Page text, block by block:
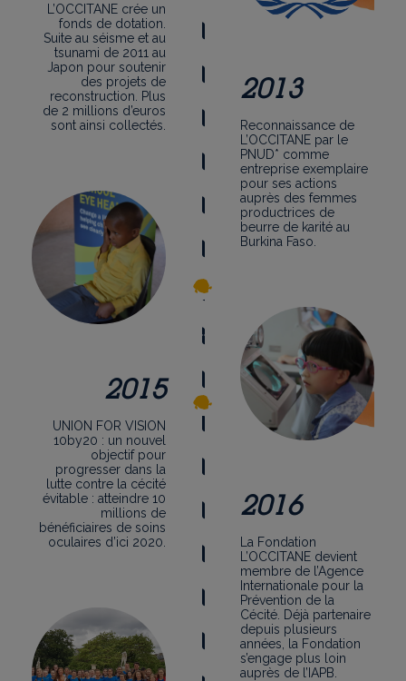
L’OCCITANE crée un
fonds de dotation.
Suite au séisme et au
tsunami de 2011 au
Japon pour soutenir
des projets de
reconstruction. Plus
de 2 millions d’euros
sont ainsi collectés.
2015
UNION FOR VISION
10by20 : un nouvel
objectif pour
progresser dans la
lutte contre la cécité
évitable : atteindre 10
millions de
bénéficiaires de soins
oculaires d’ici 2020.
2013
Reconnaissance de
L’OCCITANE par le
PNUD* comme
entreprise exemplaire
pour ses actions
auprès des femmes
productrices de
beurre de karité au
Burkina Faso.
2016
La Fondation
L’OCCITANE devient
membre de l’Agence
Internationale pour la
Prévention de la
Cécité. Déjà partenaire
depuis plusieurs
années, la Fondation
s’engage plus loin
auprès de l’IAPB.